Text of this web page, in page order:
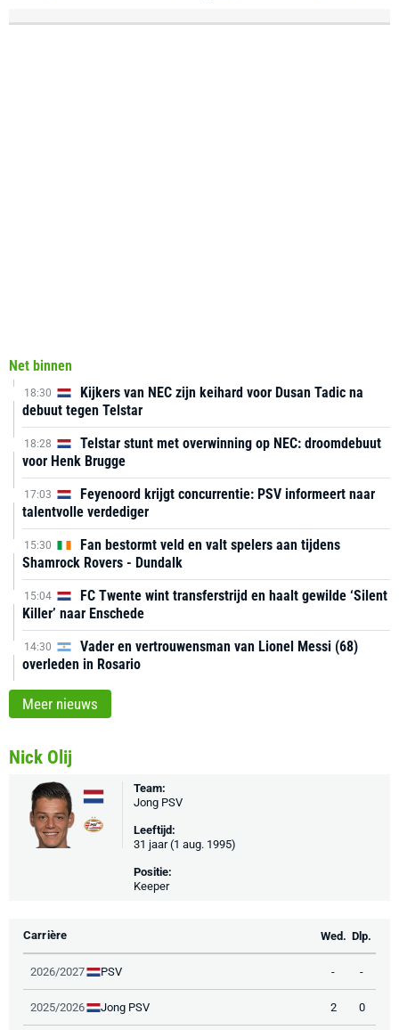
Net binnen
18:30
Kijkers van NEC zijn keihard voor Dusan Tadic na
debuut tegen Telstar
18:28
Telstar stunt met overwinning op NEC: droomdebuut
voor Henk Brugge
17:03
Feyenoord krijgt concurrentie: PSV informeert naar
talentvolle verdediger
15:30
Fan bestormt veld en valt spelers aan tijdens
Shamrock Rovers - Dundalk
15:04
FC Twente wint transferstrijd en haalt gewilde ‘Silent
Killer’ naar Enschede
14:30
Vader en vertrouwensman van Lionel Messi (68)
overleden in Rosario
Meer nieuws
Nick Olij
Team:
Jong PSV
Leeftijd:
31 jaar (1 aug. 1995)
Positie:
Keeper
Carrière Wed. Dlp.
2026/2027 PSV - -
2025/2026 Jong PSV 2 0